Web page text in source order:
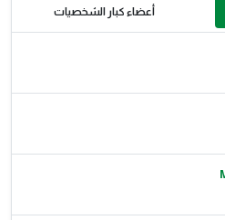
أعضاء كبار الشخصيات